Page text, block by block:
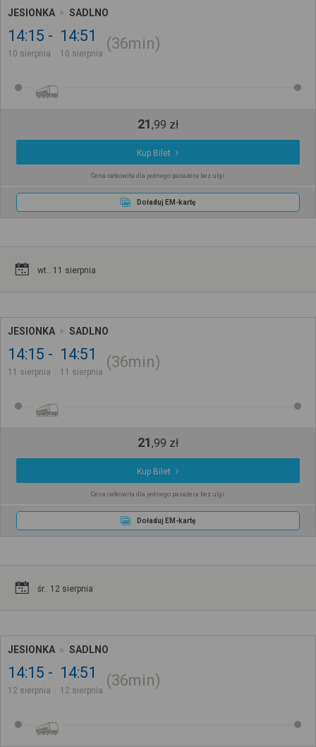
JESIONKA SADLNO
14:15
10 sierpnia
14:51
10 sierpnia
36min
21,99 zł
Kup Bilet
Cena całkowita dla jednego pasażera bez ulgi
Doładuj EM-kartę
wt.. 11 sierpnia
JESIONKA SADLNO
14:15
11 sierpnia
14:51
11 sierpnia
36min
21,99 zł
Kup Bilet
Cena całkowita dla jednego pasażera bez ulgi
Doładuj EM-kartę
śr.. 12 sierpnia
JESIONKA SADLNO
14:15
12 sierpnia
14:51
12 sierpnia
36min